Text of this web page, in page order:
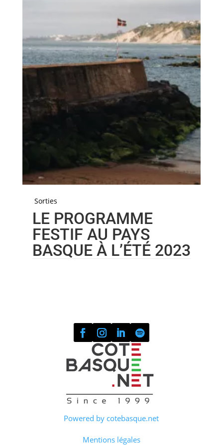
Sorties
LE PROGRAMME
FESTIF AU PAYS
BASQUE À L’ÉTÉ 2023
Powered by cotebasque.net
Mentions légales